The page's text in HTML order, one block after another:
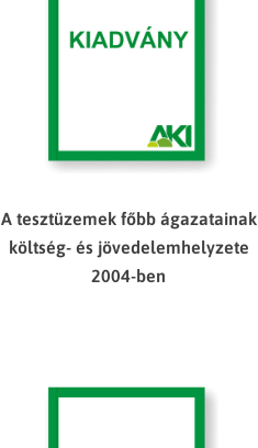
A tesztüzemek főbb ágazatainak
költség- és jövedelemhelyzete
2004-ben